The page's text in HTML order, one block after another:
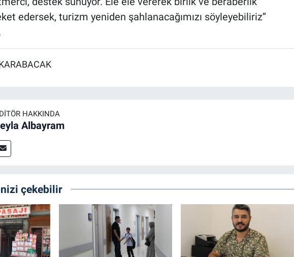
edersek, turizm yeniden şahlanacağımızı söyleyebiliriz’’
HAKKINDA
Albayram
çekebilir